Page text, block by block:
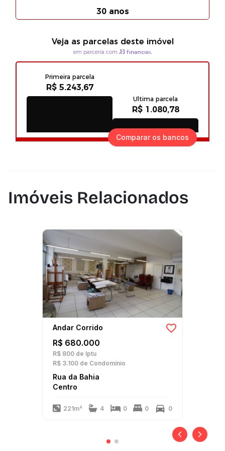
Comparar os bancos
Imóveis Relacionados
Andar Corrido
R$ 680.000
R$ 800 de Iptu
R$ 3.100 de Condomínio
Rua da Bahia
Centro
221m² 4 0 0 0